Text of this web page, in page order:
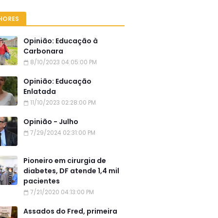
Opinião: Educação à
Carbonara
8/10/2023 04:05:00 PM
Opinião: Educação
Enlatada
11/10/2023 02:28:00 PM
Opinião - Julho
7/29/2024 02:31:00 PM
Pioneiro em cirurgia de
diabetes, DF atende 1,4 mil
pacientes
7/21/2020 04:13:00 PM
Assados do Fred, primeira